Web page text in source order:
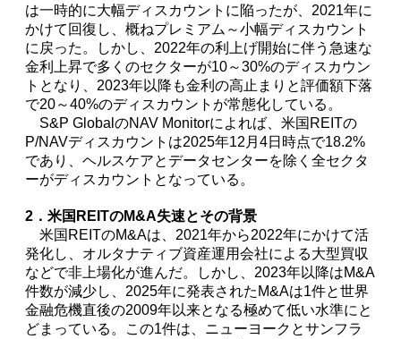
は一時的に大幅ディスカウントに陥ったが、2021年に
かけて回復し、概ねプレミアム～小幅ディスカウント
に戻った。しかし、2022年の利上げ開始に伴う急速な
金利上昇で多くのセクターが10～30%のディスカウン
トとなり、2023年以降も金利の高止まりと評価額下落
で20～40%のディスカウントが常態化している。
S&P GlobalのNAV Monitorによれば、米国REITの
P/NAVディスカウントは2025年12月4日時点で18.2%
であり、ヘルスケアとデータセンターを除く全セクタ
ーがディスカウントとなっている。
2．米国REITのM&A失速とその背景
米国REITのM&Aは、2021年から2022年にかけて活
発化し、オルタナティブ資産運用会社による大型買収
などで非上場化が進んだ。しかし、2023年以降はM&A
件数が減少し、2025年に発表されたM&Aは1件と世界
金融危機直後の2009年以来となる極めて低い水準にと
どまっている。この1件は、ニューヨークとサンフラ